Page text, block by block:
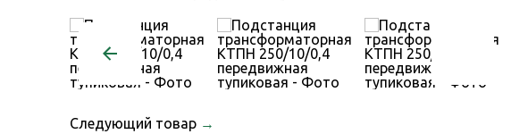
Следующий товар →